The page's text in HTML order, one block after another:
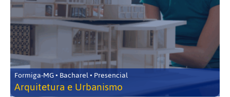
Formiga-MG • Bacharel • Presencial
Arquitetura e Urbanismo